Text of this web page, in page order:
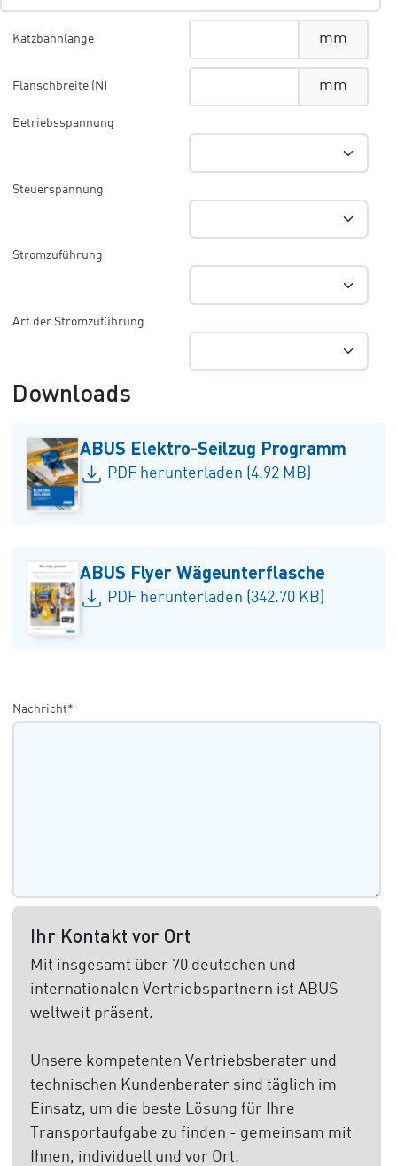
Katzbahnlänge mm
Flanschbreite (N) mm
Betriebsspannung
Steuerspannung
Stromzuführung
Art der Stromzuführung
Downloads
ABUS Elektro-Seilzug Programm
PDF herunterladen (4.92 MB)
ABUS Flyer Wägeunterflasche
PDF herunterladen (342.70 KB)
Nachricht*
Ihr Kontakt vor Ort
Mit insgesamt über 70 deutschen und
internationalen Vertriebspartnern ist ABUS
weltweit präsent.
Unsere kompetenten Vertriebsberater und
technischen Kundenberater sind täglich im
Einsatz, um die beste Lösung für Ihre
Transportaufgabe zu finden - gemeinsam mit
Ihnen, individuell und vor Ort.